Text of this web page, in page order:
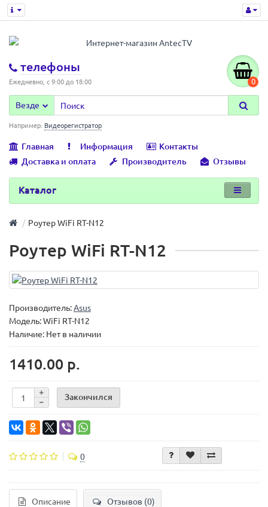
телефоны
Ежедневно, с 9:00 до 18:00 0
Везде
Например: Видеорегистратор
Главная Информация
Контакты
Доставка и оплата
Производитель Отзывы
Каталог
Роутер WiFi RT-N12
Роутер WiFi RT-N12
Производитель:Asus
Модель:WiFi RT-N12
Наличие: Нет в наличии
1410.00 р.
Закончился
0
Описание Отзывов (0)